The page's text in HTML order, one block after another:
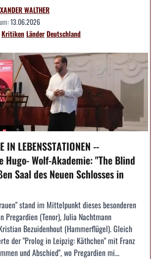
WALTHER
13.06.2026
KritikenLänderDeutschland
IN LEBENSSTATIONEN --
Hugo- Wolf-Akademie: "The Blind
Saal des Neuen Schlosses in
stand im Mittelpunkt dieses besonderen
Pregardien (Tenor), Julia Nachtmann
Bezuidenhout (Hammerflügel). Gleich
der "Prolog in Leipzig: Käthchen" mit Franz
und Abschied", wo Pregardien mi...